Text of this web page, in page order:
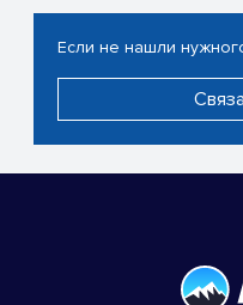
Если не нашли